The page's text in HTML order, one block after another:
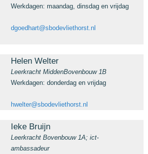
Werkdagen: maandag, dinsdag en vrijdag
dgoedhart@sbodevliethorst.nl
Helen Welter
Leerkracht MiddenBovenbouw 1B
Werkdagen: donderdag en vrijdag
hwelter@sbodevliethorst.nl
Ieke Bruijn
Leerkracht Bovenbouw 1A; ict-
ambassadeur